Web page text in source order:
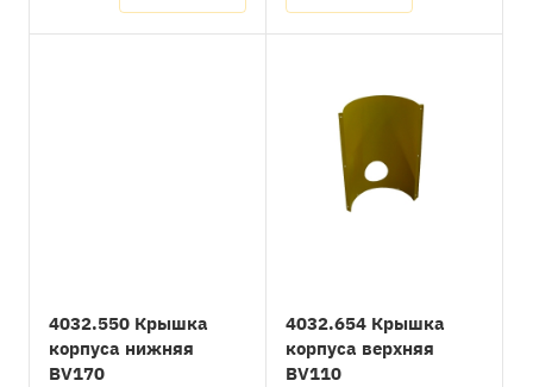
4032.550 Крышка
корпуса нижняя
BV170
4032.654 Крышка
корпуса верхняя
BV110